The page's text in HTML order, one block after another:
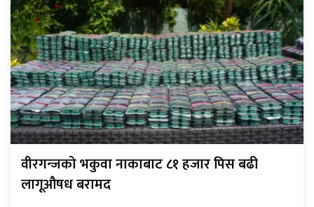
वीरगन्जको भकुवा नाकाबाट ८१ हजार पिस बढी
लागूऔषध बरामद